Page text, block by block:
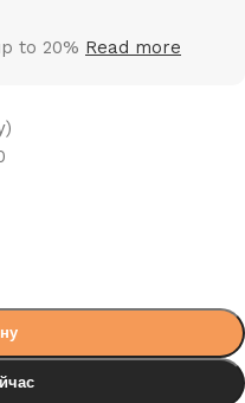
to 20% Read more